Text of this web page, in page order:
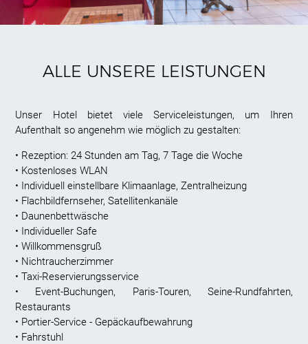
ALLE UNSERE LEISTUNGEN
Unser Hotel bietet viele Serviceleistungen, um Ihren
Aufenthalt so angenehm wie möglich zu gestalten:
• Rezeption: 24 Stunden am Tag, 7 Tage die Woche
• Kostenloses WLAN
• Individuell einstellbare Klimaanlage, Zentralheizung
• Flachbildfernseher, Satellitenkanäle
• Daunenbettwäsche
• Individueller Safe
• Willkommensgruß
• Nichtraucherzimmer
• Taxi-Reservierungsservice
• Event-Buchungen, Paris-Touren, Seine-Rundfahrten,
Restaurants
• Portier-Service - Gepäckaufbewahrung
• Fahrstuhl